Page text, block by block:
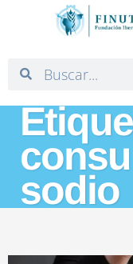
sodio